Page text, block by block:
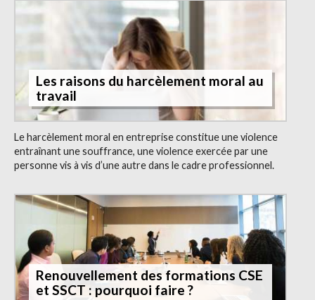
Les raisons du harcèlement moral au
travail
Le harcèlement moral en entreprise constitue une violence
entraînant une souffrance, une violence exercée par une
personne vis à vis d’une autre dans le cadre professionnel.
Renouvellement des formations CSE
et SSCT : pourquoi faire ?